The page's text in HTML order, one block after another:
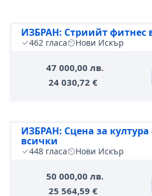
ИЗБРАН: Стриийт фитнес
462 гласа Нови Искър
47 000,00 лв.
24 030,72 €
ИЗБРАН: Сцена за култура
всички
448 гласа Нови Искър
50 000,00 лв.
25 564,59 €